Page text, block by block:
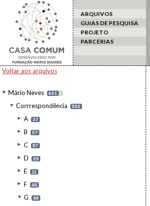
ARQUIVOS
GUIAS DE PESQUISA
PROJETO
PARCERIAS
Voltar aos arquivos
Mário Neves 601 I
Corrrespondência 592
A 37
B 57
C 87
D 29
E 11
F 46
G 48